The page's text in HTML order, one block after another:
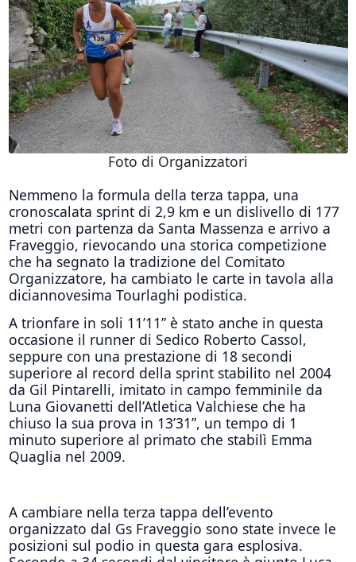
Foto di Organizzatori
Nemmeno la formula della terza tappa, una
cronoscalata sprint di 2,9 km e un dislivello di 177
metri con partenza da Santa Massenza e arrivo a
Fraveggio, rievocando una storica competizione
che ha segnato la tradizione del Comitato
Organizzatore, ha cambiato le carte in tavola alla
diciannovesima Tourlaghi podistica.
A trionfare in soli 11’11” è stato anche in questa
occasione il runner di Sedico Roberto Cassol,
seppure con una prestazione di 18 secondi
superiore al record della sprint stabilito nel 2004
da Gil Pintarelli, imitato in campo femminile da
Luna Giovanetti dell’Atletica Valchiese che ha
chiuso la sua prova in 13’31”, un tempo di 1
minuto superiore al primato che stabilì Emma
Quaglia nel 2009.
A cambiare nella terza tappa dell’evento
organizzato dal Gs Fraveggio sono state invece le
posizioni sul podio in questa gara esplosiva.